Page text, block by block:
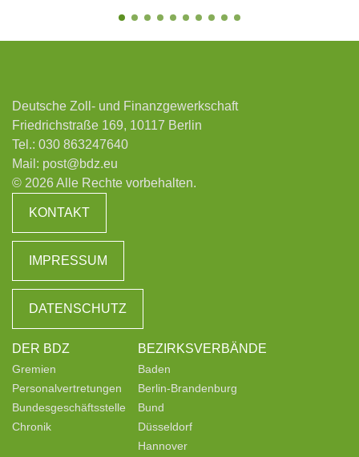
Deutsche Zoll- und Finanzgewerkschaft
Friedrichstraße 169, 10117 Berlin
Tel.: 030 863247640
Mail: post@bdz.eu
© 2026 Alle Rechte vorbehalten.
KONTAKT
IMPRESSUM
DATENSCHUTZ
DER BDZ
Gremien
Personalvertretungen
Bundesgeschäftsstelle
Chronik
BEZIRKSVERBÄNDE
Baden
Berlin-Brandenburg
Bund
Düsseldorf
Hannover